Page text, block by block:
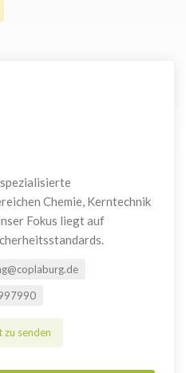
Chemie, Kerntechnik
Fokus liegt auf
zu senden